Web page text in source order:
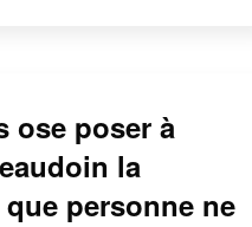
ose poser à
la
personne ne